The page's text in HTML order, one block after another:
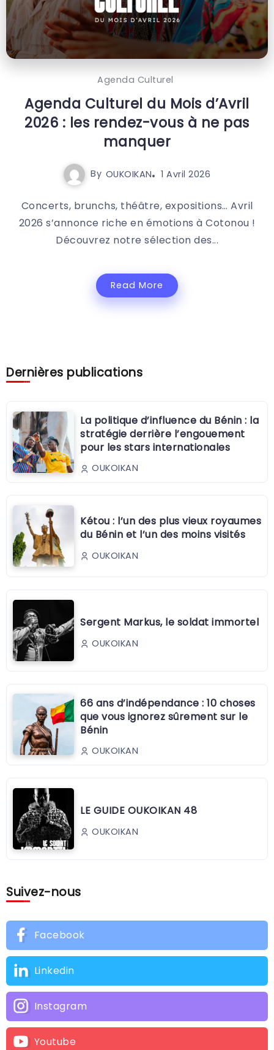
Agenda Culturel
Agenda Culturel du Mois d’Avril
2026 : les rendez-vous à ne pas
manquer
By OUKOIKAN 1 Avril 2026
Concerts, brunchs, théâtre, expositions… Avril
2026 s’annonce riche en émotions à Cotonou !
Découvrez notre sélection des...
Read More
Dernières publications
La politique d’influence du Bénin : la
stratégie derrière l’engouement
pour les stars internationales
OUKOIKAN
Kétou : l’un des plus vieux royaumes
du Bénin et l’un des moins visités
OUKOIKAN
Sergent Markus, le soldat immortel
OUKOIKAN
66 ans d’indépendance : 10 choses
que vous ignorez sûrement sur le
Bénin
OUKOIKAN
LE GUIDE OUKOIKAN 48
OUKOIKAN
Suivez-nous
Facebook
Linkedin
Instagram
Youtube